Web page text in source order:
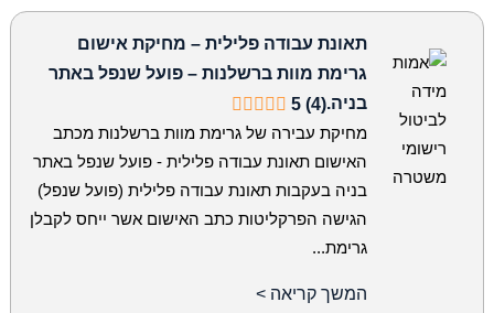
תאונת עבודה פלילית – מחיקת אישום
גרימת מוות ברשלנות – פועל שנפל באתר
בניה.5 (4)
מחיקת עבירה של גרימת מוות ברשלנות מכתב
האישום תאונת עבודה פלילית - פועל שנפל באתר
בניה בעקבות תאונת עבודה פלילית (פועל שנפל)
הגישה הפרקליטות כתב האישום אשר ייחס לקבלן
גרימת...
המשך קריאה >